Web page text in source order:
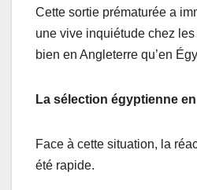
Cette sortie prématurée a
une vive inquiétude chez
bien en Angleterre qu’en
La sélection égyptienne
Face à cette situation, la
été rapide.